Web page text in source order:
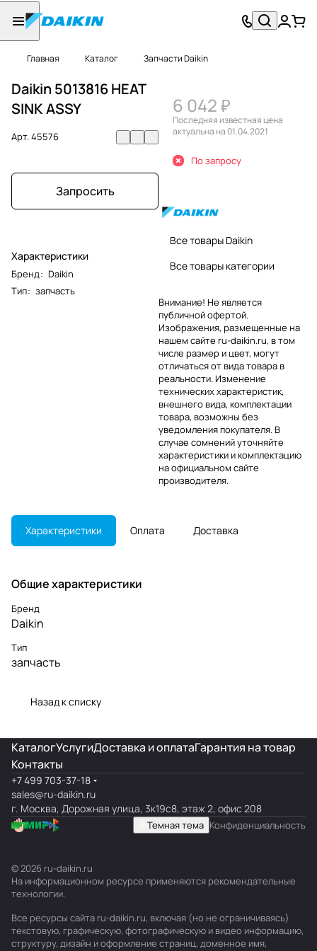
Главная Каталог Запчасти Daikin
Daikin 5013816 HEAT
SINK ASSY
Арт.45576
Запросить
Характеристики
Бренд: Daikin
Тип: запчасть
6 042 ₽
Последняя известная цена
актуальна на 01.04.2021
По запросу
Все товары Daikin
Все товары категории
Внимание! Не является
публичной офертой.
Изображения, размещенные на
нашем сайте ru-daikin.ru, в том
числе размер и цвет, могут
отличаться от вида товара в
реальности. Изменение
технических характеристик,
внешнего вида, комплектации
товара, возможны без
уведомления покупателя. В
случае сомнений уточняйте
характеристики и комплектацию
на официальном сайте
производителя.
Характеристики Оплата Доставка
Общие характеристики
Бренд
Daikin
Тип
запчасть
Назад к списку
КаталогУслугиДоставка и оплатаГарантия на товар
Контакты
+7 499 703-37-18
sales@ru-daikin.ru
г. Москва, Дорожная улица, 3к19с8, этаж 2, офис 208
Темная тема Конфиденциальность
© 2026 ru-daikin.ru
На информационном ресурсе применяются рекомендательные
технологии.
Все ресурсы сайта ru-daikin.ru, включая (но не ограничиваясь)
текстовую, графическую, фотографическую и видео информацию,
структуру, дизайн и оформление страниц, доменное имя,